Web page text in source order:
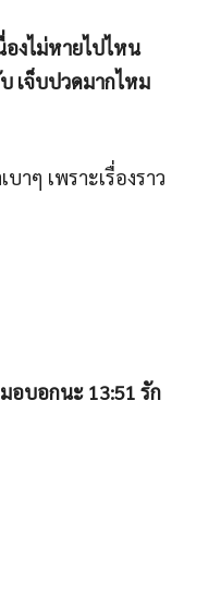
งไม่หายไปไหน
เจ็บปวดมากไหม
าๆ เพราะเรื่องราว